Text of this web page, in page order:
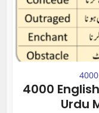
4000
Urdu